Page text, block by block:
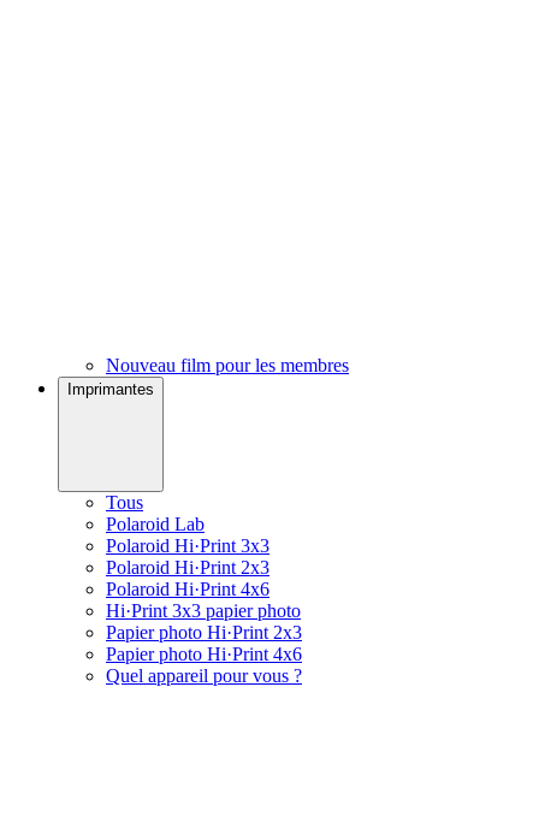
Nouveau film pour les membres
Imprimantes
Tous
Polaroid Lab
Polaroid Hi·Print 3x3
Polaroid Hi·Print 2x3
Polaroid Hi·Print 4x6
Hi·Print 3x3 papier photo
Papier photo Hi·Print 2x3
Papier photo Hi·Print 4x6
Quel appareil pour vous ?